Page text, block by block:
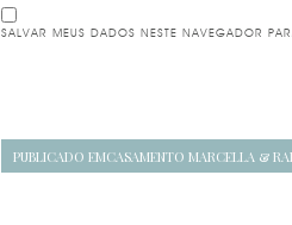
SALVAR MEUS DADOS NESTE NAVEGADOR
Navegação
PUBLICADO EMCASAMENTO MARCELLA &